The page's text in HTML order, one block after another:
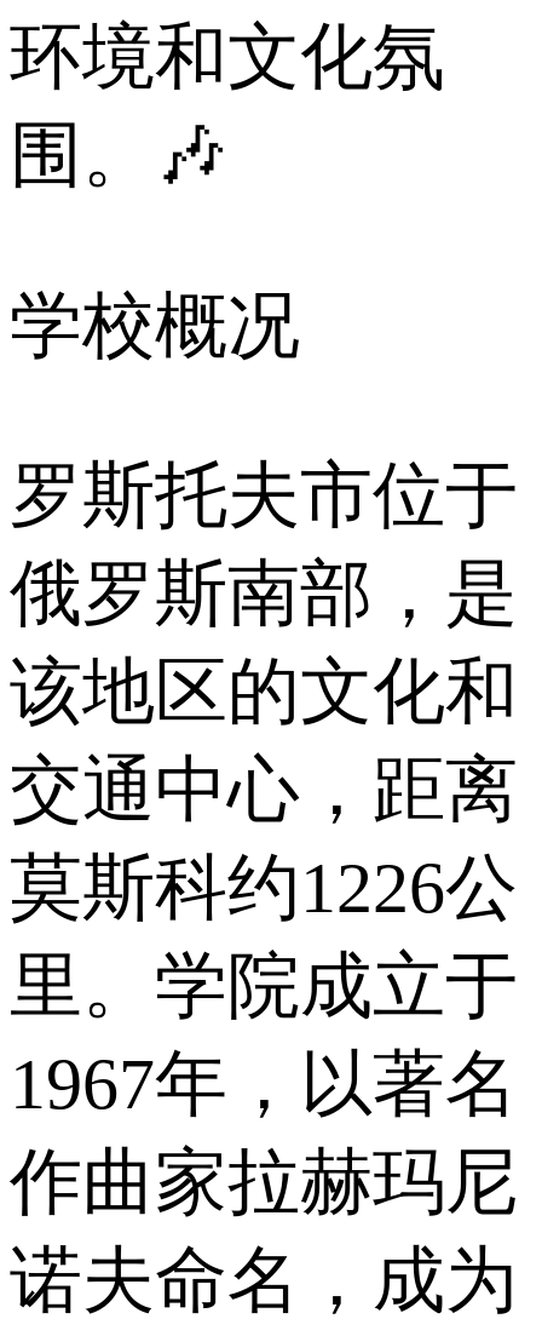
环境和文化氛
围。🎶
学校概况
罗斯托夫市位于
俄罗斯南部，是
该地区的文化和
交通中心，距离
莫斯科约1226公
里。学院成立于
1967年，以著名
作曲家拉赫玛尼
诺夫命名，成为